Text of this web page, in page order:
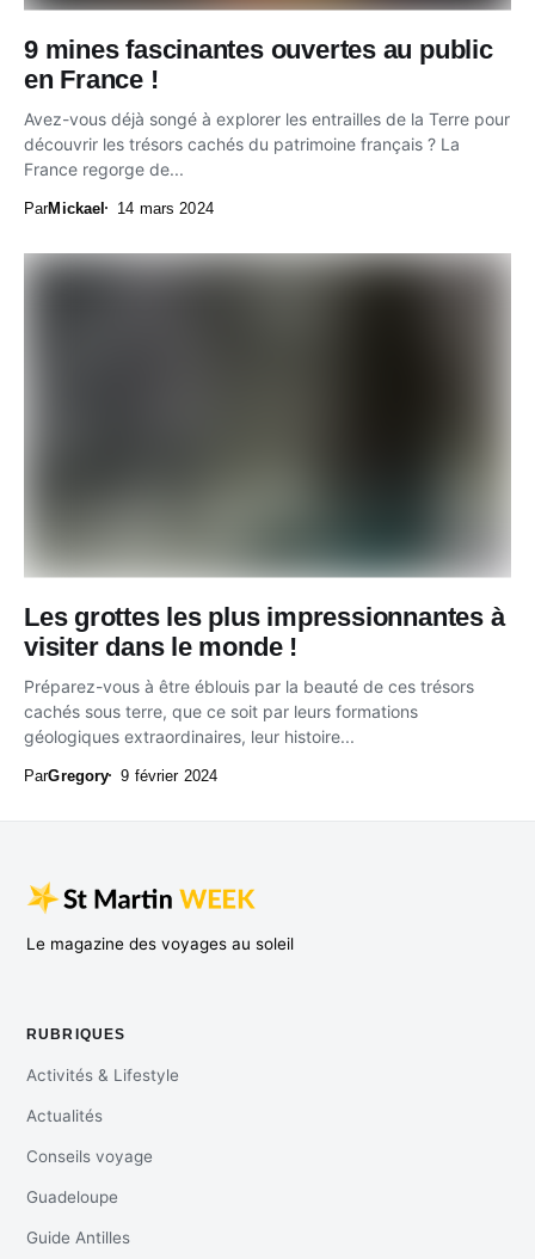
9 mines fascinantes ouvertes au public
en France !
Avez-vous déjà songé à explorer les entrailles de la Terre pour
découvrir les trésors cachés du patrimoine français ? La
France regorge de...
ParMickael 14 mars 2024
Les grottes les plus impressionnantes à
visiter dans le monde !
Préparez-vous à être éblouis par la beauté de ces trésors
cachés sous terre, que ce soit par leurs formations
géologiques extraordinaires, leur histoire...
ParGregory 9 février 2024
Le magazine des voyages au soleil
RUBRIQUES
Activités & Lifestyle
Actualités
Conseils voyage
Guadeloupe
Guide Antilles